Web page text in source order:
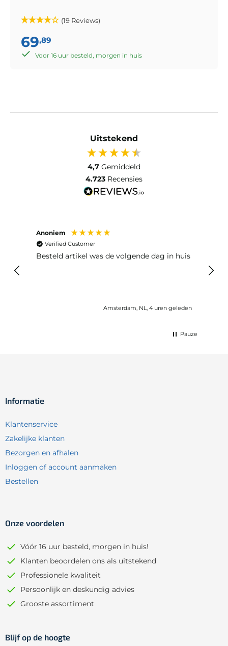
(19 Reviews)
69,89
Voor 16 uur besteld, morgen in huis
Uitstekend
4,7 Gemiddeld
4.723 Recensies
Anoniem
Verified Customer
Besteld artikel was de volgende dag in huis
Amsterdam, NL, 4 uren geleden
Pauze
Informatie
Klantenservice
Zakelijke klanten
Bezorgen en afhalen
Inloggen of account aanmaken
Bestellen
Onze voordelen
Vóór 16 uur besteld, morgen in huis!
Klanten beoordelen ons als uitstekend
Professionele kwaliteit
Persoonlijk en deskundig advies
Grooste assortiment
Blijf op de hoogte